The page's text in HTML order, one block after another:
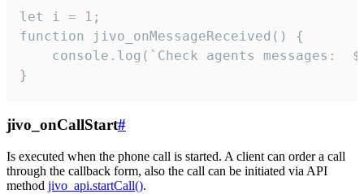
let i = 1;
function jivo_onMessageReceived() {
}
jivo_onCallStart#
Is executed when the phone call is started. A client can order a call
through the callback form, also the call can be initiated via API
method jivo_api.startCall().